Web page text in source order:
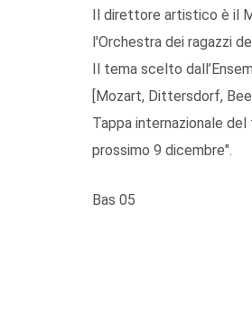
Il direttore artistico è il
l'Orchestra dei ragazzi
Il tema scelto
[Mozart, Dittersdorf,
Tappa internazionale
prossimo 9 dicembre".
Bas 05